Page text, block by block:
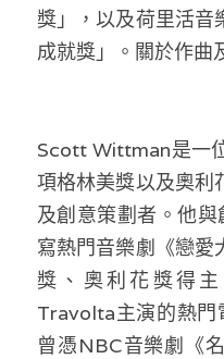
獎」，以及荷里活音
成就獎」。關於作
Scott Wittman是一
項格林美獎以及奧利
及創意策劃者。他
寫熱門音樂劇《戀愛
獎、奧利花獎得
Travolta主演的熱
曾憑NBC音樂劇《